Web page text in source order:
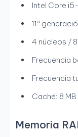
Intel Core
11ª
4 núcleos /
Frecuencia
Frecuencia
Caché: 8 MB
Memoria